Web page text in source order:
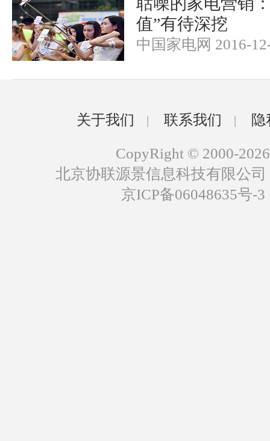
值”有待深挖
中国家电网 2016-
关于我们 | 联系我们 |
CopyRight © 2000-2026
北京协联源景信息科技有限公
京ICP备06048635号-3